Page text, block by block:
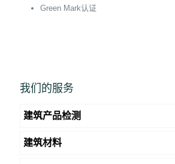
Green Mark认证
我们的服务
建筑产品检测
建筑材料